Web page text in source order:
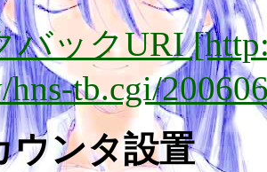
バックURI
tb.cgi/
ウンタ設置